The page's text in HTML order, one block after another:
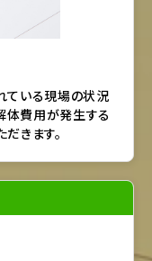
ている現場の状況
体費用が発生する
きます。